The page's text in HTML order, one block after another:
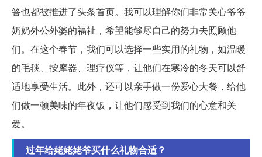
答也都被推进了头条首页。我可以理解你们非常关心爷爷
奶奶外公外婆的福祉，希望能够尽自己的努力去照顾他
们。在这个春节，我们可以选择一些实用的礼物，如温暖
的毛毯、按摩器、理疗仪等，让他们在寒冷的冬天可以舒
适地享受生活。此外，还可以亲手做一份爱心大餐，给他
们做一顿美味的年夜饭，让他们感受到我们的心意和关
爱。
过年给姥姥姥爷买什么礼物合适？